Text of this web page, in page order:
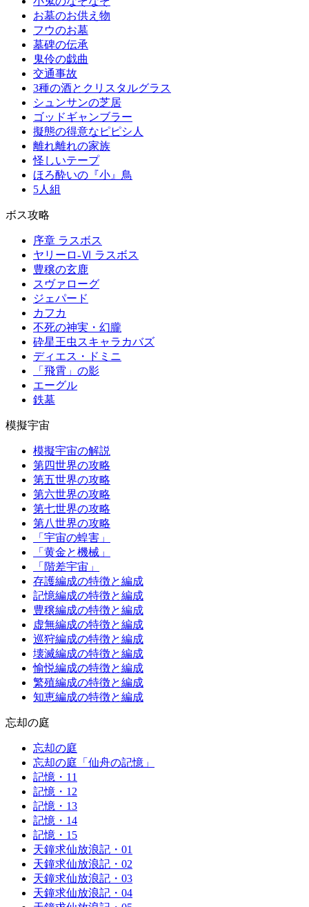
お墓のお供え物
フウのお墓
墓碑の伝承
鬼伶の戯曲
交通事故
3種の酒とクリスタルグラス
シュンサンの芝居
ゴッドギャンブラー
擬態の得意なピピシ人
離れ離れの家族
怪しいテープ
ほろ酔いの『小』鳥
5人組
ボス攻略
序章 ラスボス
ヤリーロ-Ⅵ ラスボス
豊穣の玄鹿
スヴァローグ
ジェパード
カフカ
不死の神実・幻朧
砕星王虫スキャラカバズ
ディエス・ドミニ
「飛霄」の影
エーグル
鉄墓
模擬宇宙
模擬宇宙の解説
第四世界の攻略
第五世界の攻略
第六世界の攻略
第七世界の攻略
第八世界の攻略
「宇宙の蝗害」
「黄金と機械」
「階差宇宙」
存護編成の特徴と編成
記憶編成の特徴と編成
豊穣編成の特徴と編成
虚無編成の特徴と編成
巡狩編成の特徴と編成
壊滅編成の特徴と編成
愉悦編成の特徴と編成
繁殖編成の特徴と編成
知恵編成の特徴と編成
忘却の庭
忘却の庭
忘却の庭「仙舟の記憶」
記憶・11
記憶・12
記憶・13
記憶・14
記憶・15
天鐘求仙放浪記・01
天鐘求仙放浪記・02
天鐘求仙放浪記・03
天鐘求仙放浪記・04